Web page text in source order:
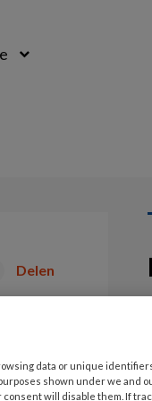
Delen
data or unique
shown under we and
will disable them. If